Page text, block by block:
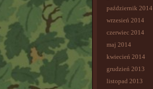
październik 2014
wrzesień 2014
czerwiec 2014
maj 2014
kwiecień 2014
grudzień 2013
listopad 2013